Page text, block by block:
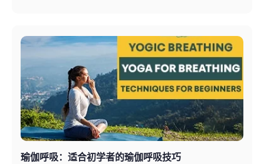
瑜伽呼吸：适合初学者的瑜伽呼吸技巧